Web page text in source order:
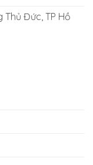
Thủ Đức, TP Hồ